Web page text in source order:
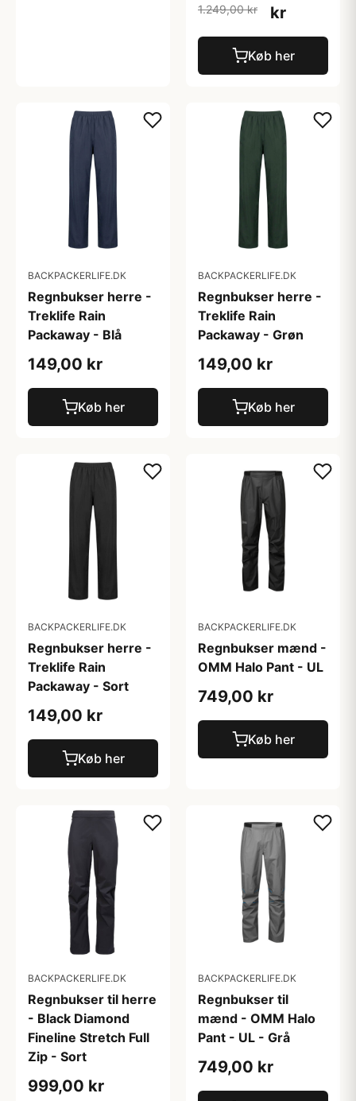
1.249,00 kr
kr
Køb her
BACKPACKERLIFE.DK
Regnbukser herre -
Treklife Rain
Packaway - Blå
149,00 kr
Køb her
BACKPACKERLIFE.DK
Regnbukser herre -
Treklife Rain
Packaway - Grøn
149,00 kr
Køb her
BACKPACKERLIFE.DK
Regnbukser herre -
Treklife Rain
Packaway - Sort
149,00 kr
Køb her
BACKPACKERLIFE.DK
Regnbukser mænd -
OMM Halo Pant - UL
749,00 kr
Køb her
BACKPACKERLIFE.DK
Regnbukser til herre
- Black Diamond
Fineline Stretch Full
Zip - Sort
999,00 kr
BACKPACKERLIFE.DK
Regnbukser til
mænd - OMM Halo
Pant - UL - Grå
749,00 kr